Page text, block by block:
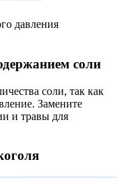
давления
соли
соли, так как
Замените
и травы для